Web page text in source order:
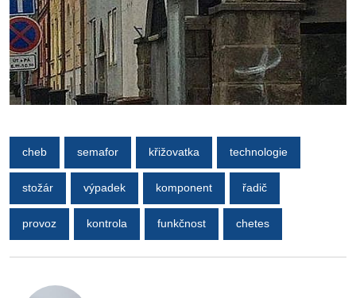
cheb semafor křižovatka technologie
stožár výpadek komponent řadič
provoz kontrola funkčnost chetes